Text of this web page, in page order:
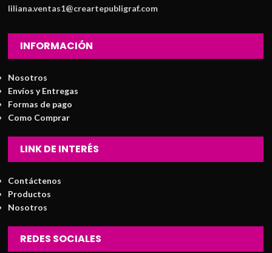
liliana.ventas1@creartepubligraf.com
INFORMACIÓN
Nosotros
Envíos y Entregas
Formas de pago
Como Comprar
LINK DE INTERÉS
Contáctenos
Productos
Nosotros
REDES SOCIALES